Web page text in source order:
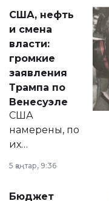
актуальных тем —
от слухов о
политических
реформах до
вопросов армии,
экономики и
личного здоровья.
США, нефть
и смена
власти:
громкие
заявления
Трампа по
Венесуэле
США
намерены, по
их
принести
5 қаңтар, 9:36
Бюджет